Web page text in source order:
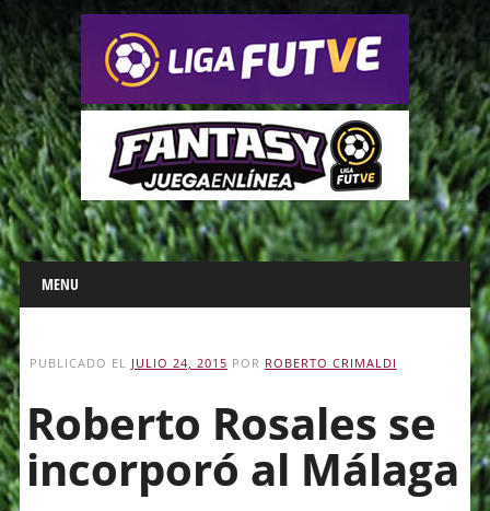
Main menu
Skip
to
content
MENU
PUBLICADO EL JULIO 24, 2015 POR ROBERTO CRIMALDI
Roberto Rosales se
incorporó al Málaga